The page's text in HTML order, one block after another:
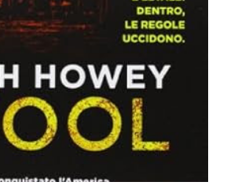
soltanto cinque titoli: I cento
Harmon ★ ★ ★ ★ Sapete il mio
protagonista, la sua crescita, il suo
Wilson che cresce piano piano.
commuovendo! Unravel me ,
★ ★ Ho già scritto una recensi...